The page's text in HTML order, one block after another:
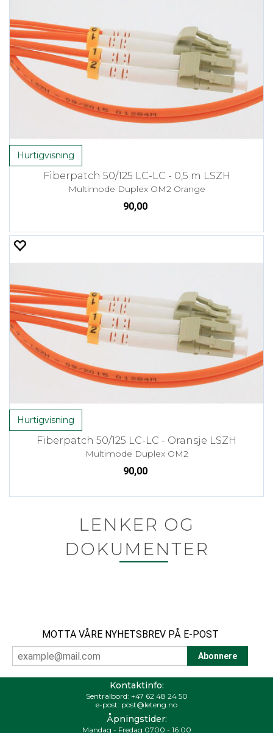
Hurtigvisning
Fiberpatch 50/125 LC-LC - 0,5 m LSZH
Multimode Duplex OM2 Orange
90,00
Hurtigvisning
Fiberpatch 50/125 LC-LC - Oransje LSZH
Multimode Duplex OM2
90,00
LENKER OG
DOKUMENTER
MOTTA VÅRE NYHETSBREV PÅ E-POST
Kontaktinfo:
Sentralbord: +47 62 48 24 50
e-post: post@leteng.no
Åpningstider:
Mandag - Fredag 0700 - 16:00